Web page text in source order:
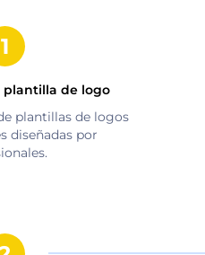
plantilla de logo
plantillas de logos
diseñadas por